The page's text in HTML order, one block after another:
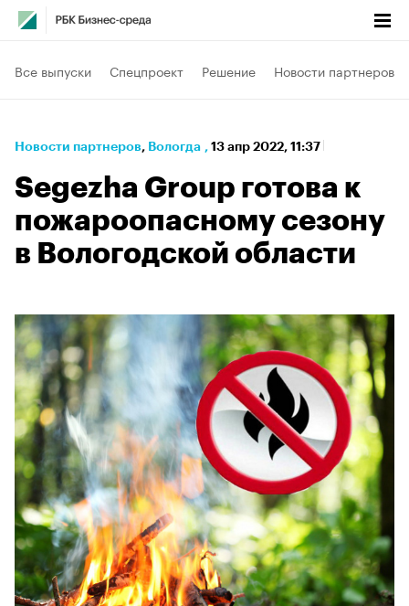
Все выпуски Спецпроект Решение Новости партнеров
Новости партнеров⁠, Вологда , 13 апр 2022, 11:37
Segezha Group готова к
пожароопасному сезону
в Вологодской области